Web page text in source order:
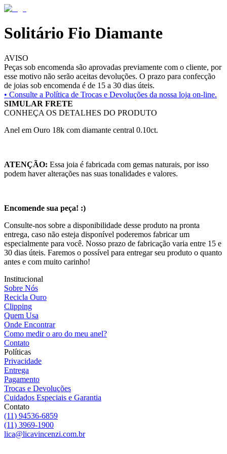
Solitário Fio Diamante
AVISO
Peças sob encomenda são aprovadas previamente com o cliente, por
esse motivo não serão aceitas devoluções. O prazo para confecção
de joias sob encomenda é de 15 a 30 dias úteis.
• Consulte a Política de Trocas e Devoluções da nossa loja on-line.
SIMULAR FRETE
CONHEÇA OS DETALHES DO PRODUTO
Anel em Ouro 18k com diamante central 0.10ct.
ATENÇÃO: Essa joia é fabricada com gemas naturais, por isso
podem haver alterações nas suas tonalidades e valores.
Encomende sua peça! :)
Consulte-nos sobre a disponibilidade desse produto na pronta
entrega, caso não esteja disponível poderemos fabricar um
especialmente para você. Nosso prazo de fabricação varia entre 15 e
30 dias úteis. Faremos o possível para entregar seu produto o quanto
antes e com muito carinho!
Institucional
Sobre Nós
Recicla Ouro
Clipping
Quem Usa
Onde Encontrar
Como medir o aro do meu anel?
Contato
Políticas
Privacidade
Entrega
Pagamento
Trocas e Devoluções
Cuidados Especiais e Garantia
Contato
(11) 94536-6859
(11) 3969-1900
lica@licavincenzi.com.br